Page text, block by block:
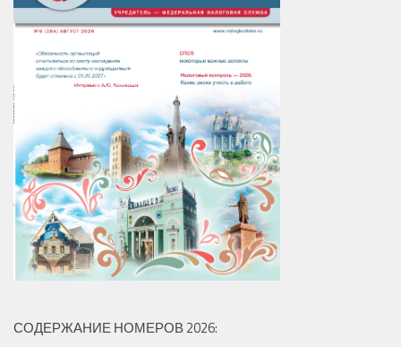
СОДЕРЖАНИЕ НОМЕРОВ 2026: